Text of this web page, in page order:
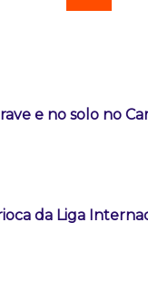
e no solo no
da Liga